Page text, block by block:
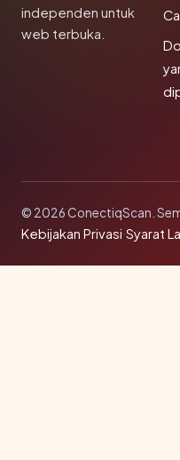
independen untuk
web terbuka.
© 2026 ConectiqScan.
Kebijakan Privasi·Syarat